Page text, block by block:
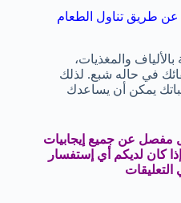
عن طريق تناول الطعام
والمغذيات،
في حاله شبع. لذلك
يمكن أن يساعدك
مفصل عن جميع إيجابيات
كان لديكم أي إستفسار